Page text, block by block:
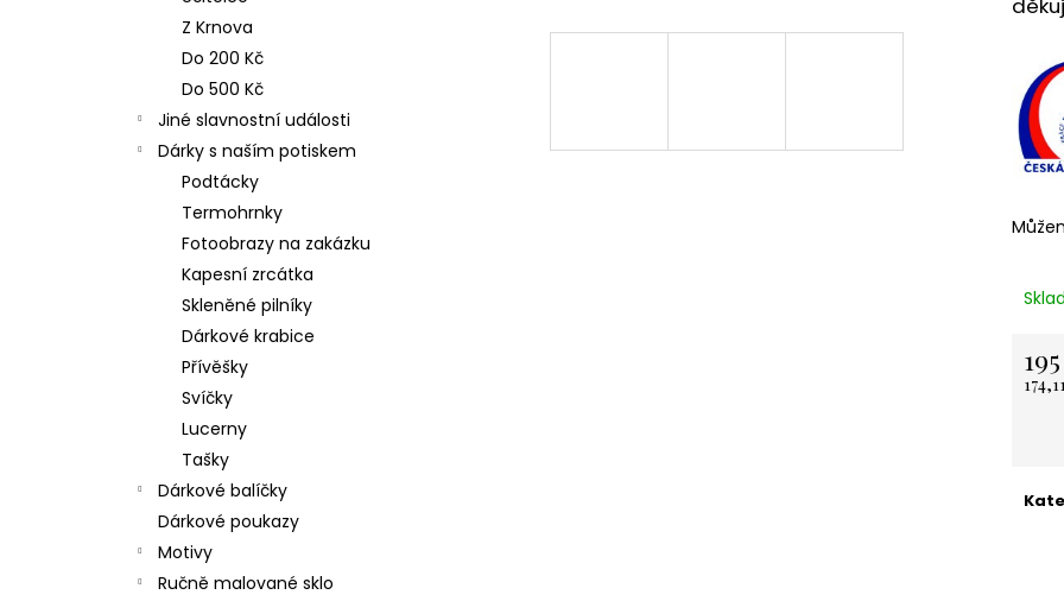
Z Krnova
Do 200 Kč
Do 500 Kč
Jiné slavnostní události
Dárky s naším potiskem
Podtácky
Termohrnky
Fotoobrazy na zakázku
Kapesní zrcátka
Skleněné pilníky
Dárkové krabice
Přívěšky
Svíčky
Lucerny
Tašky
Dárkové balíčky
Dárkové poukazy
Motivy
Ručně malované sklo
NEREZOVÁ LŽIČKA - NA ZAKÁZKU 17
KARTONOVÁ